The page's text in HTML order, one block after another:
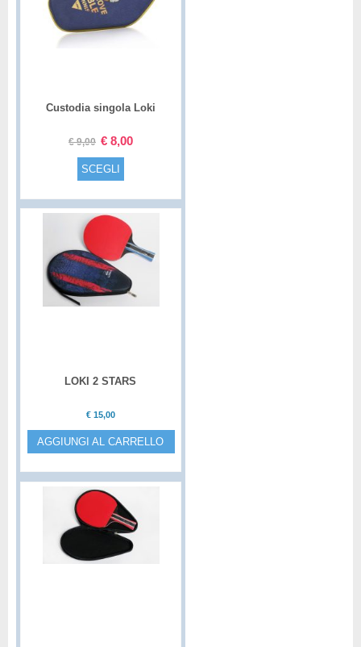
Custodia singola Loki
€9,00 € 8,00
SCEGLI
LOKI 2 STARS
€ 15,00
AGGIUNGI AL CARRELLO